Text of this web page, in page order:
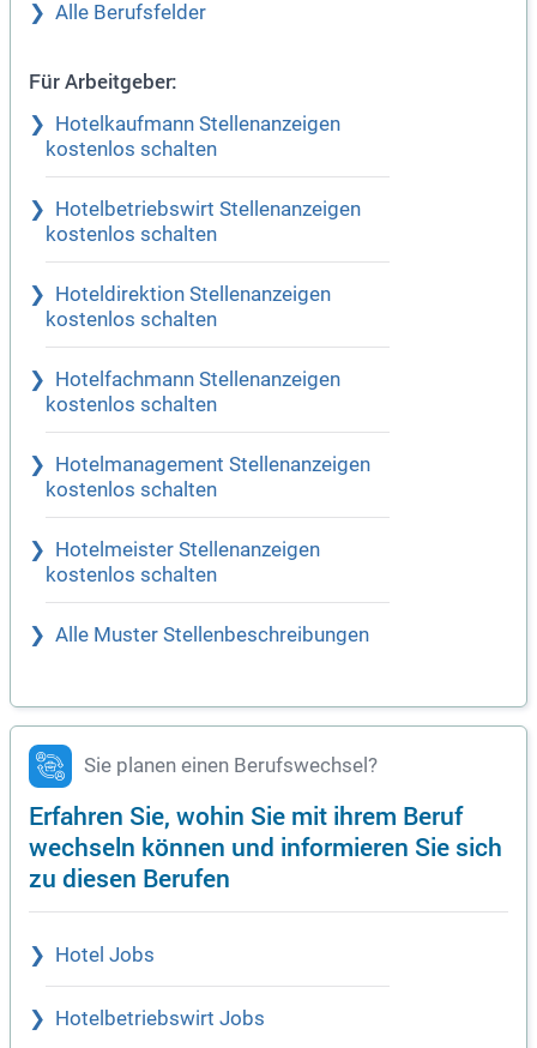
Alle Berufsfelder
Für Arbeitgeber:
Hotelkaufmann Stellenanzeigen
kostenlos schalten
Hotelbetriebswirt Stellenanzeigen
kostenlos schalten
Hoteldirektion Stellenanzeigen
kostenlos schalten
Hotelfachmann Stellenanzeigen
kostenlos schalten
Hotelmanagement Stellenanzeigen
kostenlos schalten
Hotelmeister Stellenanzeigen
kostenlos schalten
Alle Muster Stellenbeschreibungen
Sie planen einen Berufswechsel?
Erfahren Sie, wohin Sie mit ihrem Beruf
wechseln können und informieren Sie sich
zu diesen Berufen
Hotel Jobs
Hotelbetriebswirt Jobs